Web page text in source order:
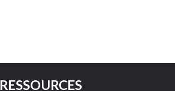
RESSOURCES